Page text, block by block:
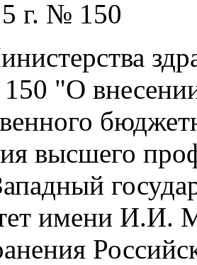
г. № 150
"О
высшего
имени И.И.